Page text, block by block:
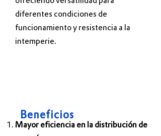
diferentes condiciones de
funcionamiento y resistencia a la
intemperie.
Beneficios
Mayor eficiencia en la distribución de